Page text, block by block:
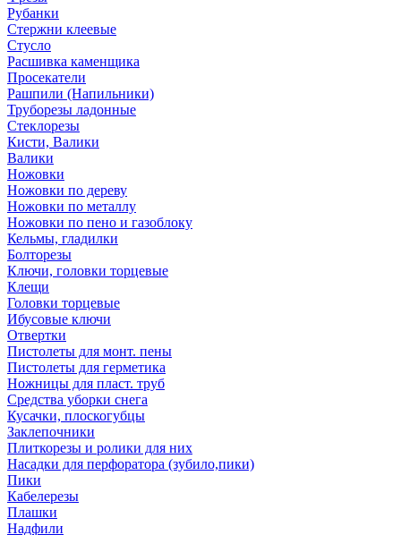
Рубанки
Стержни клеевые
Стусло
Расшивка каменщика
Просекатели
Рашпили (Напильники)
Труборезы ладонные
Стеклорезы
Кисти, Валики
Валики
Ножовки
Ножовки по дереву
Ножовки по металлу
Ножовки по пено и газоблоку
Кельмы, гладилки
Болторезы
Ключи, головки торцевые
Клещи
Головки торцевые
Ибусовые ключи
Отвертки
Пистолеты для монт. пены
Пистолеты для герметика
Ножницы для пласт. труб
Средства уборки снега
Кусачки, плоскогубцы
Заклепочники
Плиткорезы и ролики для них
Насадки для перфоратора (зубило,пики)
Пики
Кабелерезы
Плашки
Надфили